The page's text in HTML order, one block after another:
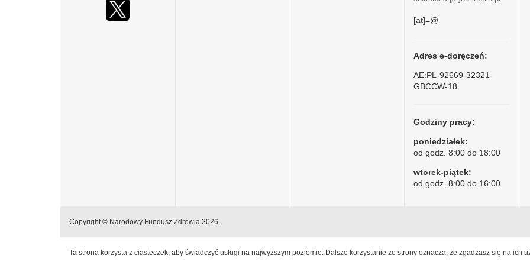
[at]=@
Adres e-doręczeń:
AE:PL-92669-32321-
GBCCW-18
Godziny pracy:
poniedziałek:
od godz. 8:00 do 18:00
wtorek-piątek:
od godz. 8:00 do 16:00
Copyright © Narodowy Fundusz Zdrowia 2026.
Ta strona korzysta z ciasteczek, aby świadczyć usługi na najwyższym poziomie. Dalsze korzystanie ze strony oznacza, że zgadzasz się na ich